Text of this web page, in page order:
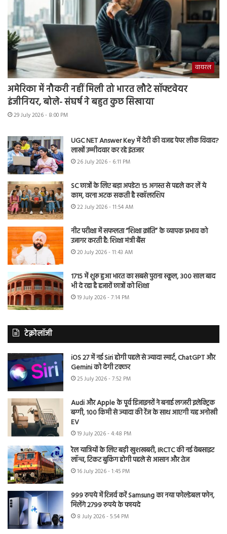
वायरल
अमेरिका में नौकरी नहीं मिली तो भारत लौटे सॉफ्टवेयर
इंजीनियर, बोले- संघर्ष ने बहुत कुछ सिखाया
29 July 2026 - 8:00 PM
UGC NET Answer Key में देरी की वजह पेपर लीक विवाद?
लाखों उम्मीदवार कर रहे इंतजार
26 July 2026 - 6:11 PM
SC छात्रों के लिए बड़ा अपडेट! 15 अगस्त से पहले कर लें ये
काम, वरना अटक सकती है स्कॉलरशिप
22 July 2026 - 11:54 AM
नीट परीक्षा में सफलता “शिक्षा क्रांति” के व्यापक प्रभाव को
उजागर करती है: शिक्षा मंत्री बैंस
20 July 2026 - 11:43 AM
1715 में शुरू हुआ भारत का सबसे पुराना स्कूल, 300 साल बाद
भी दे रहा है हजारों छात्रों को शिक्षा
19 July 2026 - 7:14 PM
टेक्नोलॉजी
iOS 27 में नई Siri होगी पहले से ज्यादा स्मार्ट, ChatGPT और
Gemini को देगी टक्कर
25 July 2026 - 7:52 PM
Audi और Apple के पूर्व डिजाइनरों ने बनाई लग्जरी इलेक्ट्रिक
बग्गी, 100 किमी से ज्यादा की रेंज के साथ आएगी यह अनोखी
EV
19 July 2026 - 4:48 PM
रेल यात्रियों के लिए बड़ी खुशखबरी, IRCTC की नई वेबसाइट
लॉन्च, टिकट बुकिंग होगी पहले से आसान और तेज
16 July 2026 - 1:45 PM
999 रुपये में रिजर्व करें Samsung का नया फोल्डेबल फोन,
मिलेंगे 2799 रुपये के फायदे
8 July 2026 - 5:54 PM